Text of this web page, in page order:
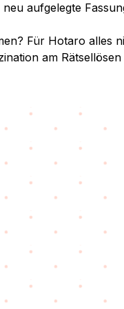
aufgelegte
Für Hotaro alles
am